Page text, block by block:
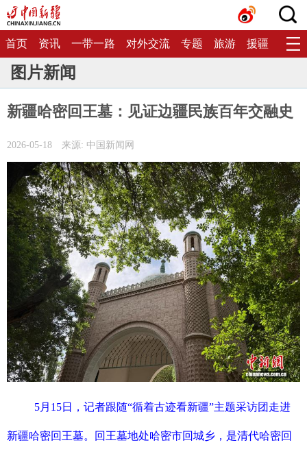
首页 资讯 一带一路 对外交流 专题 旅游 援疆 生态
图片新闻
新疆哈密回王墓：见证边疆民族百年交融史
2026-05-18 来源: 中国新闻网
5月15日，记者跟随“循着古迹看新疆”主题采访团走进
新疆哈密回王墓。回王墓地处哈密市回城乡，是清代哈密回